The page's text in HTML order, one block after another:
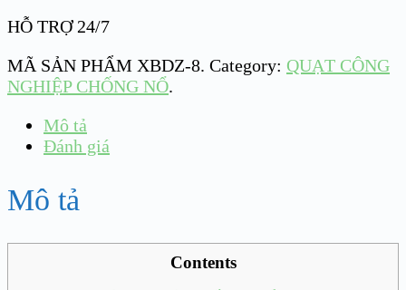
HỖ TRỢ 24/7
MÃ SẢN PHẨM XBDZ-8. Category: QUẠT CÔNG
NGHIỆP CHỐNG NỔ.
Mô tả
Đánh giá
Mô tả
Contents